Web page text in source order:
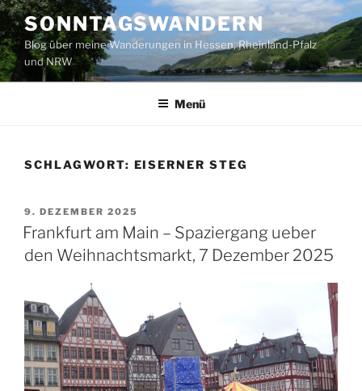
Zum
Inhalt
springen
SONNTAGSWANDERN
Blog über meine Wanderungen in Hessen, Rheinland-Pfalz
und NRW
Menü
SCHLAGWORT: EISERNER STEG
VERÖFFENTLICHT
AM
9. DEZEMBER 2025
Frankfurt am Main – Spaziergang ueber
den Weihnachtsmarkt, 7 Dezember 2025